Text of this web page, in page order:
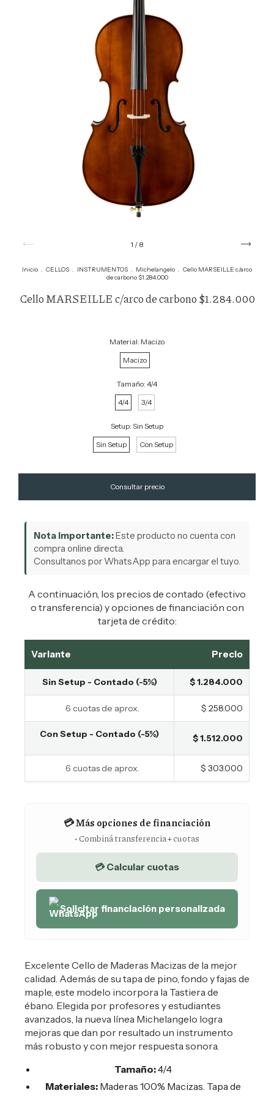
1 / 8
Inicio . CELLOS . INSTRUMENTOS . Michelangelo . Cello MARSEILLE c/arco
de carbono $1.284.000
Cello MARSEILLE c/arco de carbono $1.284.000
Material: Macizo
Macizo
Tamaño: 4/4
4/4
3/4
Setup: Sin Setup
Sin Setup
Con Setup
Nota importante:Este producto no cuenta con
compra online directa.
Consultanos por WhatsApp para encargar el tuyo.
A continuación, los precios de contado (efectivo
o transferencia) y opciones de financiación con
tarjeta de crédito:
Variante Precio
Sin Setup - Contado (-5%) $ 1.284.000
6 cuotas de aprox. $ 258.000
Con Setup - Contado (-5%) $ 1.512.000
6 cuotas de aprox. $ 303.000
💳 Más opciones de financiación
• Combiná transferencia + cuotas
💳 Calcular cuotas
Solicitar financiación personalizada
Excelente Cello de Maderas Macizas de la mejor
calidad. Además de su tapa de pino, fondo y fajas de
maple, este modelo incorpora la Tastiera de
ébano. Elegida por profesores y estudiantes
avanzados, la nueva línea Michelangelo logra
mejoras que dan por resultado un instrumento
más robusto y con mejor respuesta sonora.
Tamaño:4/4
Materiales: Maderas 100% Macizas. Tapa de